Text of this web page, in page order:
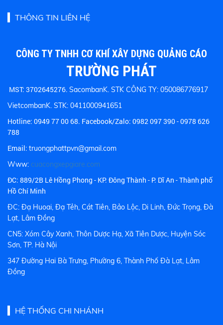
THÔNG TIN LIÊN HỆ
CÔNG TY TNHH CƠ KHÍ XÂY DỰNG QUẢNG CÁO
TRƯỜNG PHÁT
MST: 3702645276. SacombanK. STK CÔNG TY: 050086776917
VietcombanK. STK: 0411000941651
Hotline: 0949 77 00 68. Facebook/Zalo: 0982 097 390 - 0978 626
788
Email: truongphattpvn@gmail.com
Www: cuacongxepgiare.com
ĐC: 889/2B Lê Hồng Phong - KP. Đông Thành - P. Dĩ An - Thành phố
Hồ Chí Minh
ĐC: Đạ Huoai, Đạ Tẻh, Cát Tiên, Bảo Lộc, Di Linh, Đức Trọng, Đà
Lạt, Lâm Đồng
CN5: Xóm Cây Xanh, Thôn Dược Hạ, Xã Tiên Dược, Huyện Sóc
Sơn, TP. Hà Nội
347 Đường Hai Bà Trưng, Phường 6, Thành Phố Đà Lạt, Lâm
Đồng
HỆ THỐNG CHI NHÁNH